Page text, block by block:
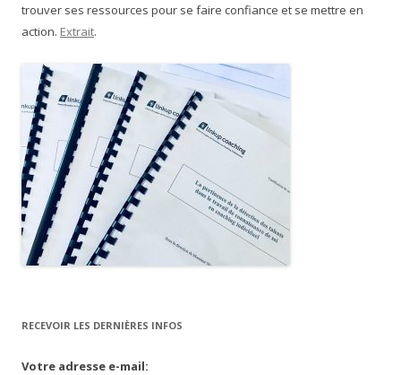
trouver ses ressources pour se faire confiance et se mettre en
action. Extrait.
RECEVOIR LES DERNIÈRES INFOS
Votre adresse e-mail: